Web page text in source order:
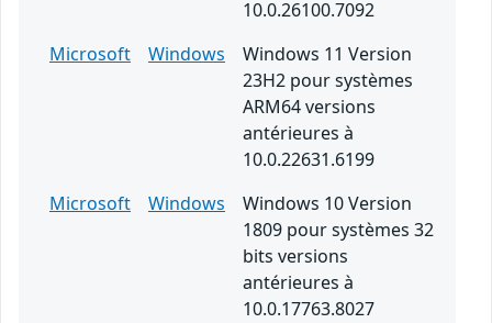
10.0.26100.7092
Microsoft
Windows
Windows 11 Version
23H2 pour systèmes
ARM64 versions
antérieures à
10.0.22631.6199
Microsoft
Windows
Windows 10 Version
1809 pour systèmes 32
bits versions
antérieures à
10.0.17763.8027